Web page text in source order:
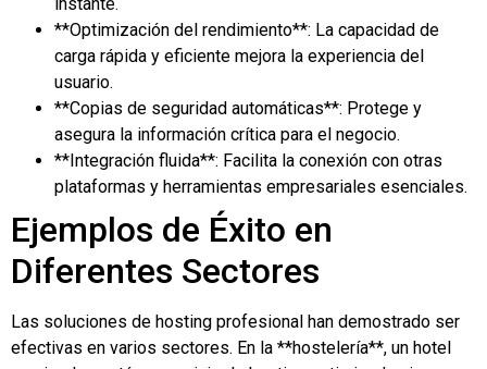
instante.
**Optimización del rendimiento**: La capacidad de
carga rápida y eficiente mejora la experiencia del
usuario.
**Copias de seguridad automáticas**: Protege y
asegura la información crítica para el negocio.
**Integración fluida**: Facilita la conexión con otras
plataformas y herramientas empresariales esenciales.
Ejemplos de Éxito en
Diferentes Sectores
Las soluciones de hosting profesional han demostrado ser
efectivas en varios sectores. En la **hostelería**, un hotel